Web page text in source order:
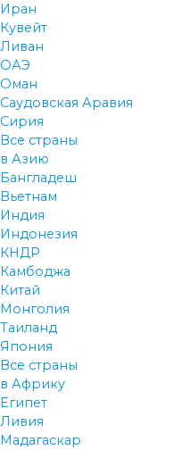
Иран
Кувейт
Ливан
ОАЭ
Оман
Саудовская Аравия
Сирия
Все страны
в Азию
Бангладеш
Вьетнам
Индия
Индонезия
КНДР
Камбоджа
Китай
Монголия
Таиланд
Япония
Все страны
в Африку
Египет
Ливия
Мадагаскар